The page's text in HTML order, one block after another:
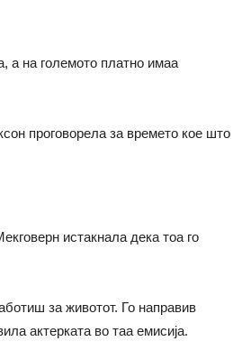
а на големото платно имаа
проговорела за времето кое што
истакнала дека тоа го
за животот. Го направив
актерката во таа емисија.